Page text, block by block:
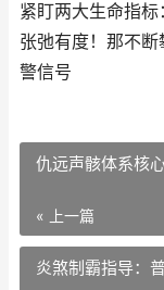
紧盯两大生命指
张弛有度！那不
警信号
仇远声骸体系核
« 上一篇
炎煞制霸指导：